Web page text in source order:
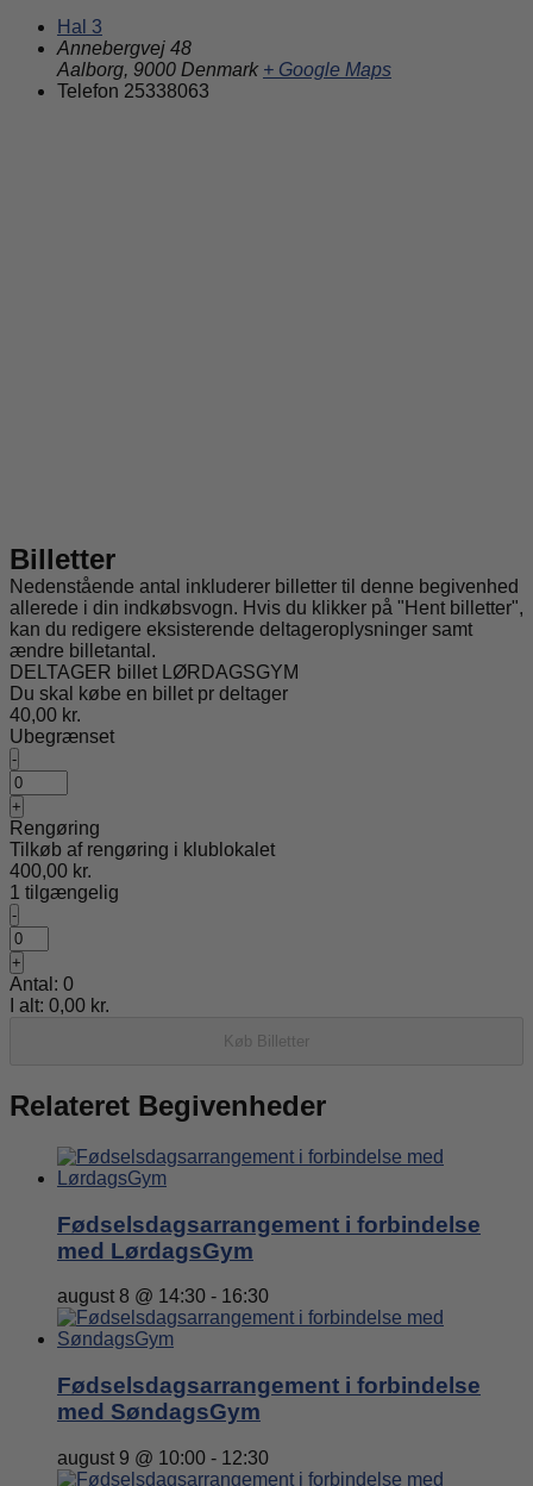
Hal 3
Annebergvej 48
Aalborg, 9000 Denmark + Google Maps
Telefon 25338063
Billetter
Nedenstående antal inkluderer billetter til denne begivenhed
allerede i din indkøbsvogn. Hvis du klikker på "Hent billetter",
kan du redigere eksisterende deltageroplysninger samt
ændre billetantal.
DELTAGER billet LØRDAGSGYM
Du skal købe en billet pr deltager
40,00 kr.
Ubegrænset
Formindsk
billetantal
for
DELTAGER
billet
LØRDAGSGYM
-
Antal
Øg
billetantallet
for
DELTAGER
billet
LØRDAGSGYM
+
Rengøring
Tilkøb af rengøring i klublokalet
400,00 kr.
1 tilgængelig
Formindsk
billetantal
for
Rengøring
-
Antal
Øg
billetantallet
for
Rengøring
+
Antal: 0
I alt: 0,00 kr.
Køb Billetter
Relateret Begivenheder
Fødselsdagsarrangement i forbindelse
med LørdagsGym
august 8 @ 14:30 - 16:30
Fødselsdagsarrangement i forbindelse
med SøndagsGym
august 9 @ 10:00 - 12:30